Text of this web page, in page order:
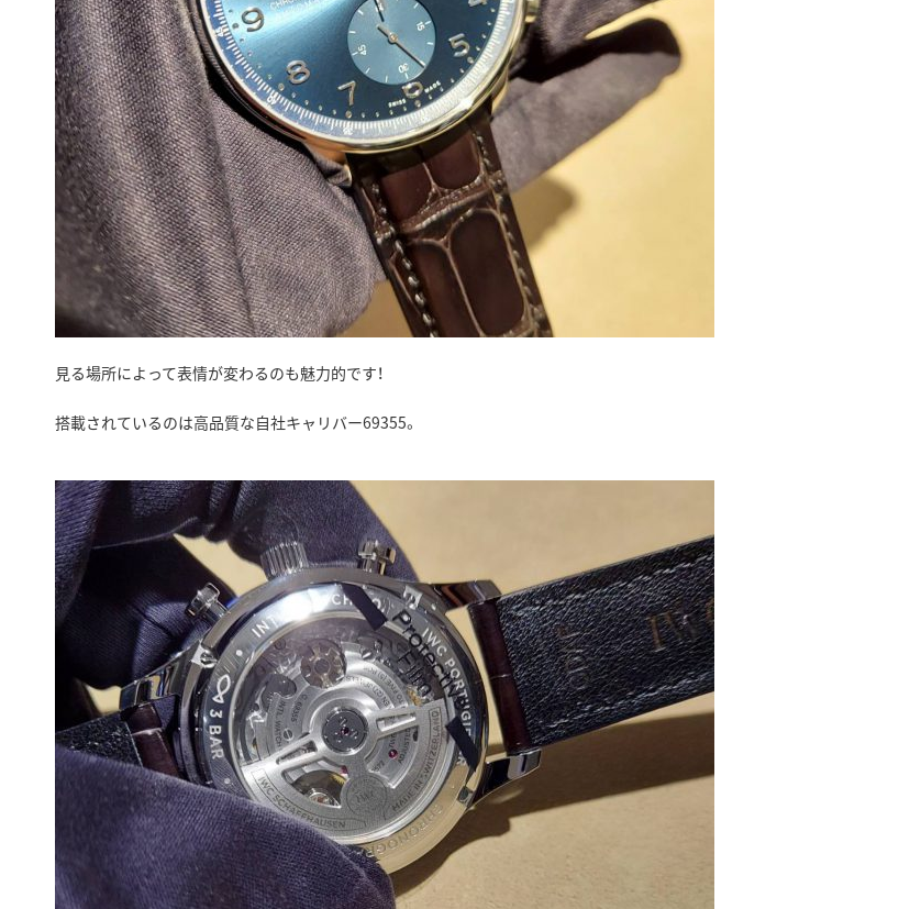
見る場所によって表情が変わるのも魅力的です！
搭載されているのは高品質な自社キャリバー69355。